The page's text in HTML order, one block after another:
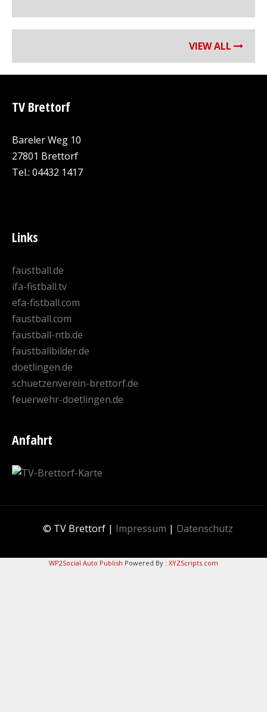
VIEW ALL
TV Brettorf
Bareler Weg 10
27801 Brettorf
Tel.: 04432 1417
Links
faustball.de
ifa-fistball.tv
efa-fistball.com
faustball.com
faustball-ntb.de
faustballbilder.de
doetlingen.de
schuetzenverein-brettorf.de
feuerwehr-doetlingen.de
Anfahrt
© TV Brettorf | Impressum | Datenschutz
WP2Social Auto Publish Powered By : XYZScripts.com